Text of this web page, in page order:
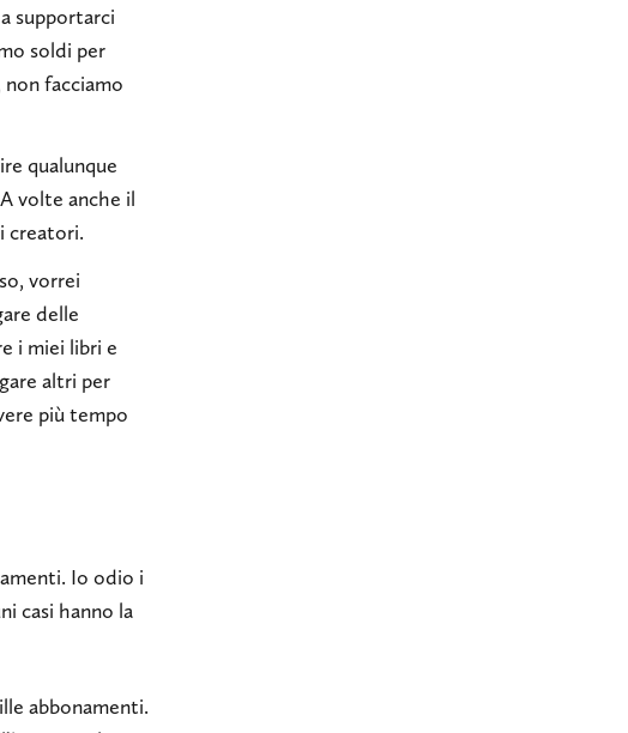
supportarci
soldi per
facciamo
qualunque
volte anche il
creatori.
vorrei
delle
i miei libri e
altri per
più tempo
Io odio i
casi hanno la
abbonamenti.